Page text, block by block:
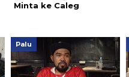
Minta ke Caleg
Palu